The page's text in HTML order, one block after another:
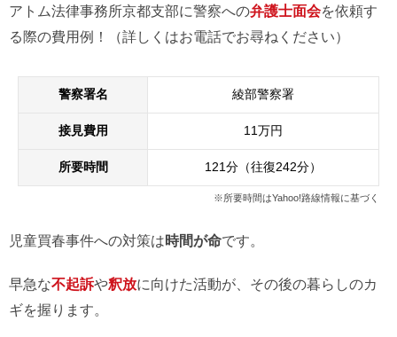
アトム法律事務所京都支部に警察への弁護士面会を依頼す
る際の費用例！（詳しくはお電話でお尋ねください）
警察署名 綾部警察署
接見費用 11万円
所要時間 121分（往復242分）
※所要時間はYahoo!路線情報に基づく
児童買春事件への対策は時間が命です。
早急な不起訴や釈放に向けた活動が、その後の暮らしのカ
ギを握ります。